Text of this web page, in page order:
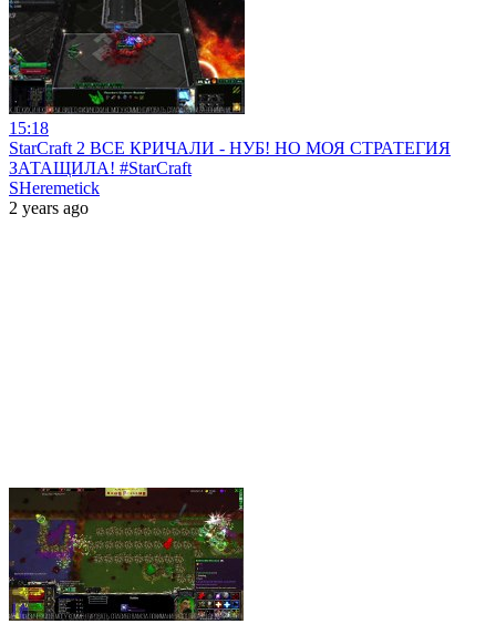
15:18
StarCraft 2 ВСЕ КРИЧАЛИ - НУБ! НО МОЯ СТРАТЕГИЯ
ЗАТАЩИЛА! #StarCraft
SHeremetick
2 years ago